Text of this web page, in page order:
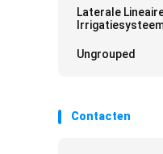
Laterale
Ungrouped
Contacten